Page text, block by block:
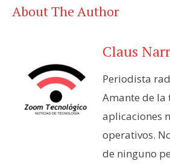
About The Author
Claus
Periodista
Amante de la
aplicaciones
operativos.
de ninguno